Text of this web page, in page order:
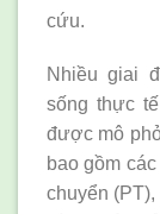
cứu.
Nhiều giai
sống thực
được mô
bao gồm
chuyển